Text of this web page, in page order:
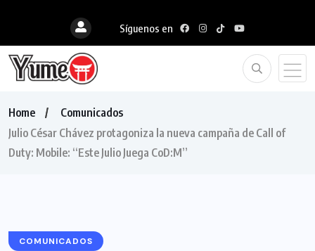
Síguenos en
Home
Comunicados
Julio César Chávez protagoniza la nueva campaña de Call of
Duty: Mobile: “Este Julio Juega CoD:M”
COMUNICADOS